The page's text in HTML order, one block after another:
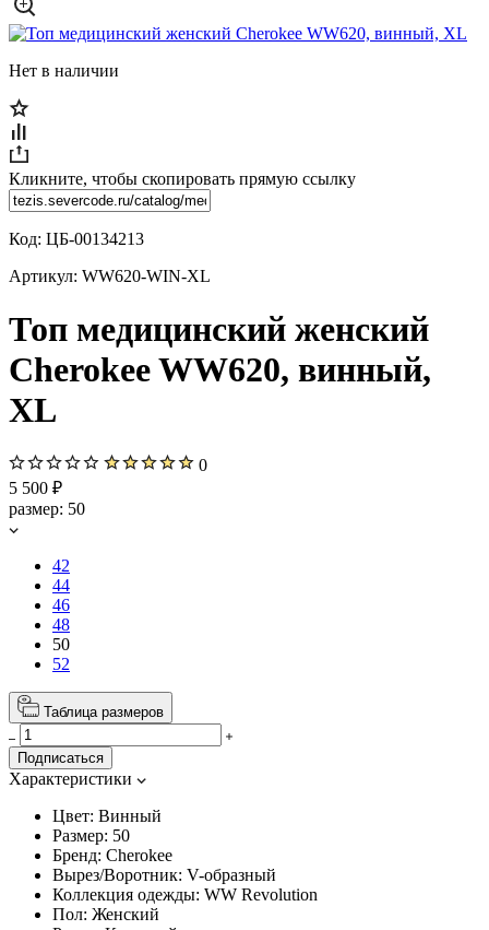
Нет в наличии
Кликните, чтобы скопировать прямую ссылку
Код: ЦБ-00134213
Артикул: WW620-WIN-XL
Топ медицинский женский
Cherokee WW620, винный,
XL
0
5 500 ₽
размер: 50
42
44
46
48
50
52
Таблица размеров
Подписаться
Характеристики
Цвет: Винный
Размер: 50
Бренд: Cherokee
Вырез/Воротник: V-образный
Коллекция одежды: WW Revolution
Пол: Женский